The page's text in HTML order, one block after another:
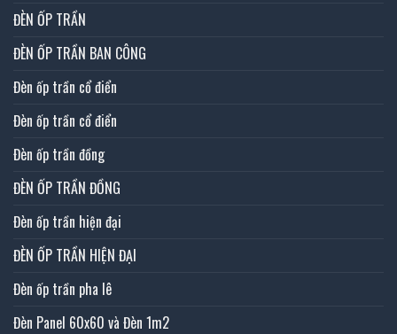
ĐÈN ỐP TRẦN
ĐÈN ỐP TRẦN BAN CÔNG
Đèn ốp trần cổ điển
Đèn ốp trần cổ điển
Đèn ốp trần đồng
ĐÈN ỐP TRẦN ĐỒNG
Đèn ốp trần hiện đại
ĐÈN ỐP TRẦN HIỆN ĐẠI
Đèn ốp trần pha lê
Đèn Panel 60x60 và Đèn 1m2